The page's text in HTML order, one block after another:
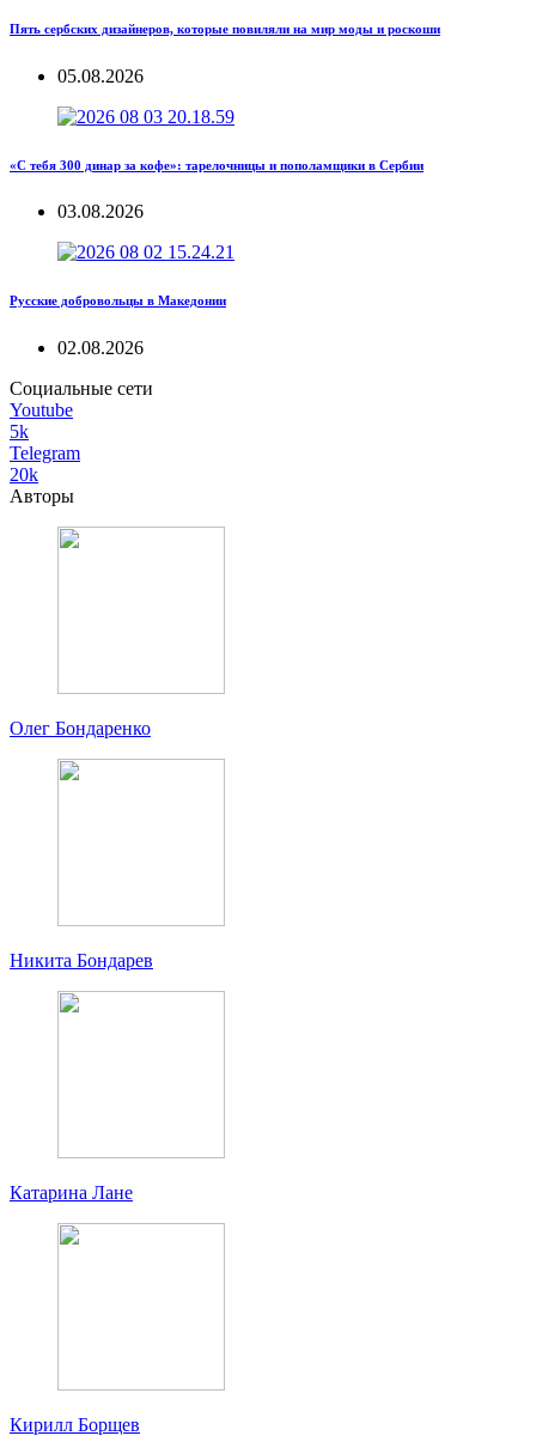
Пять сербских дизайнеров, которые повиляли на мир моды и роскоши
05.08.2026
«С тебя 300 динар за кофе»: тарелочницы и пополамщики в Сербии
03.08.2026
Русские добровольцы в Македонии
02.08.2026
Социальные сети
Youtube
5k
Telegram
20k
Авторы
Олег Бондаренко
Никита Бондарев
Катарина Лане
Кирилл Борщев